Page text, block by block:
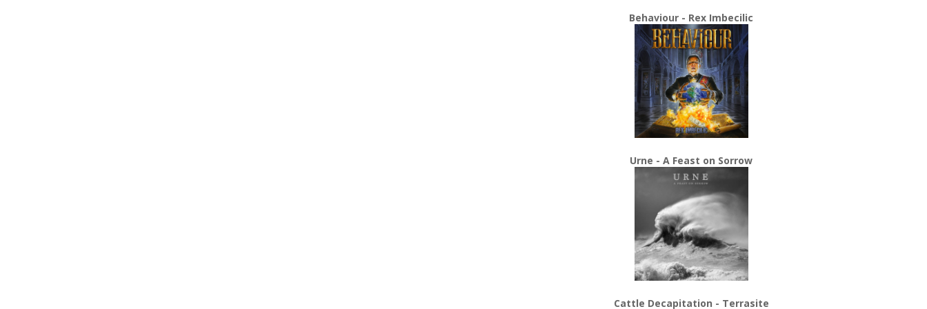
Behaviour - Rex Imbecilic
Urne - A Feast on Sorrow
Cattle Decapitation - Terrasite